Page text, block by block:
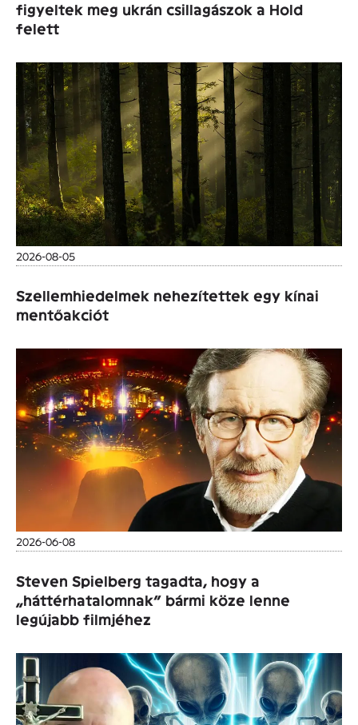
figyeltek meg ukrán csillagászok a Hold
felett
2026-08-05
Szellemhiedelmek nehezítettek egy kínai
mentőakciót
2026-06-08
Steven Spielberg tagadta, hogy a
„háttérhatalomnak” bármi köze lenne
legújabb filmjéhez